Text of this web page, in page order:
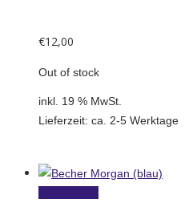
€12,00
Out of stock
inkl. 19 % MwSt.
Lieferzeit: ca. 2-5 Werktage